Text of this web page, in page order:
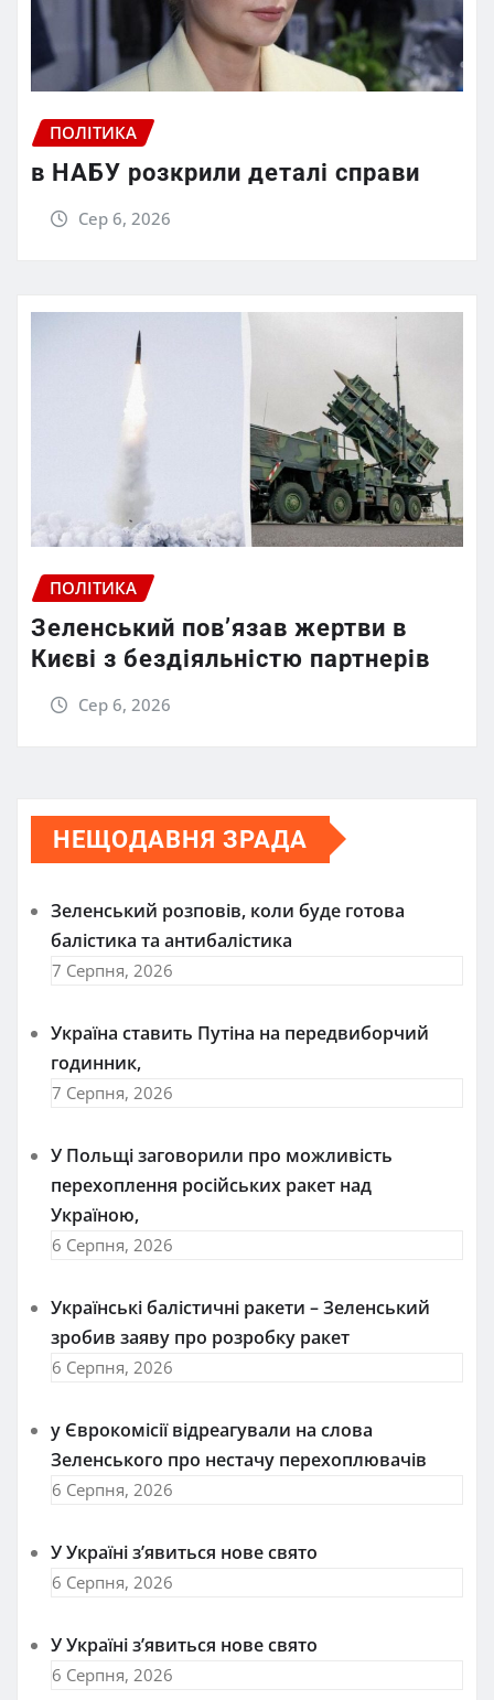
ПОЛІТИКА
в НАБУ розкрили деталі справи
Сер 6, 2026
ПОЛІТИКА
Зеленський пов’язав жертви в
Києві з бездіяльністю партнерів
Сер 6, 2026
НЕЩОДАВНЯ ЗРАДА
Зеленський розповів, коли буде готова
балістика та антибалістика
7 Серпня, 2026
Україна ставить Путіна на передвиборчий
годинник,
7 Серпня, 2026
У Польщі заговорили про можливість
перехоплення російських ракет над
Україною,
6 Серпня, 2026
Українські балістичні ракети – Зеленський
зробив заяву про розробку ракет
6 Серпня, 2026
у Єврокомісії відреагували на слова
Зеленського про нестачу перехоплювачів
6 Серпня, 2026
У Україні з’явиться нове свято
6 Серпня, 2026
У Україні з’явиться нове свято
6 Серпня, 2026